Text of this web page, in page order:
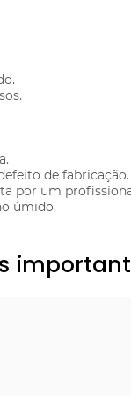
de fabricação.
por um
úmido.